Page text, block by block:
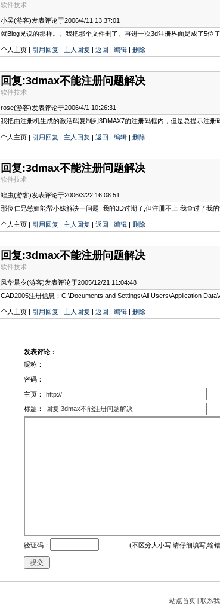
软件技术
小吴(游客)发表评论于2006/4/11 13:37:01
就Blog兄说的那样。。我把那个文件删了。再进一次3d注册界面是成了5
个人主页 | 引用回复 | 主人回复 | 返回 | 编辑 | 删除
回复:3dmax不能注册问题解决
软件技术
rose(游客)发表评论于2006/4/1 10:26:31
我把由注册机生成的激活码复制到3DMAX7的注册码框内，但是总提示注册
个人主页 | 引用回复 | 主人回复 | 返回 | 编辑 | 删除
回复:3dmax不能注册问题解决
软件技术
蝗虫(游客)发表评论于2006/3/22 16:08:51
那位仁兄慈姐能帮小妹解决一问题: 我的3D过期了,但注册不上.我查过了我
个人主页 | 引用回复 | 主人回复 | 返回 | 编辑 | 删除
回复:3dmax不能注册问题解决
软件技术
风华晨夕(游客)发表评论于2005/12/21 11:04:48
CAD2005注册信息：C:\Documents and Settings\All Users\Application
个人主页 | 引用回复 | 主人回复 | 返回 | 编辑 | 删除
发表评论：
昵称：
密码：
主页：
标题：
验证码： (不区分大小写,请仔细填写,输
站点首页 | 联系